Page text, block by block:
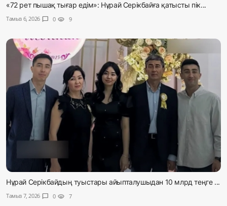
«72 рет пышақ тығар едім»: Нұрай Серікбайға қатысты пік...
Тамыз 6, 2026 chat_bubble 0 visibility 9
Нұрай Серікбайдың туыстары айыпталушыдан 10 млрд теңге ...
Тамыз 7, 2026 chat_bubble 0 visibility 7